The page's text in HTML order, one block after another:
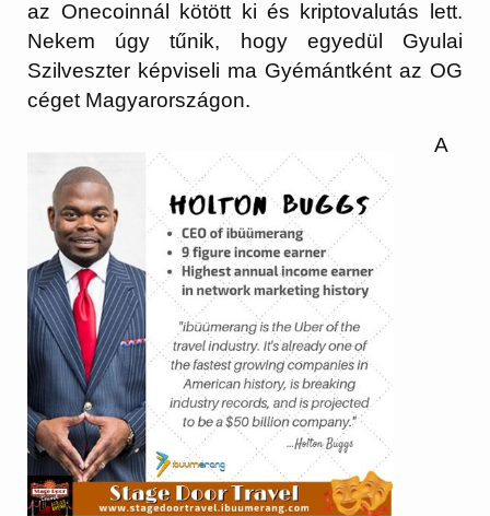
az Onecoinnál kötött ki és kriptovalutás lett.
Nekem úgy tűnik, hogy egyedül Gyulai
Szilveszter képviseli ma Gyémántként az OG
céget Magyarországon.
A